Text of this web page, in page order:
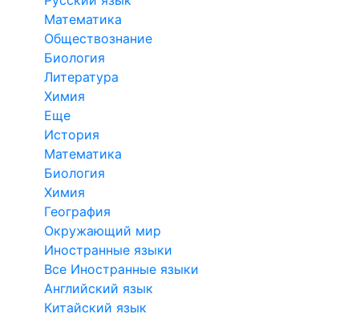
Математика
Обществознание
Биология
Литература
Химия
Еще
История
Математика
Биология
Химия
География
Окружающий мир
Иностранные языки
Все Иностранные языки
Английский язык
Китайский язык